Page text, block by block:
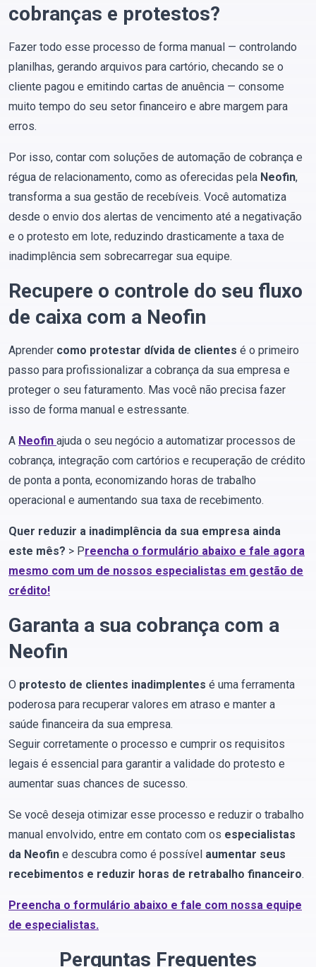
cobranças e protestos?
Fazer todo esse processo de forma manual — controlando
planilhas, gerando arquivos para cartório, checando se o
cliente pagou e emitindo cartas de anuência — consome
muito tempo do seu setor financeiro e abre margem para
erros.
Por isso, contar com soluções de automação de cobrança e
régua de relacionamento, como as oferecidas pela Neofin,
transforma a sua gestão de recebíveis. Você automatiza
desde o envio dos alertas de vencimento até a negativação
e o protesto em lote, reduzindo drasticamente a taxa de
inadimplência sem sobrecarregar sua equipe.
Recupere o controle do seu fluxo
de caixa com a Neofin
Aprender como protestar dívida de clientes é o primeiro
passo para profissionalizar a cobrança da sua empresa e
proteger o seu faturamento. Mas você não precisa fazer
isso de forma manual e estressante.
A Neofin ajuda o seu negócio a automatizar processos de
cobrança, integração com cartórios e recuperação de crédito
de ponta a ponta, economizando horas de trabalho
operacional e aumentando sua taxa de recebimento.
Quer reduzir a inadimplência da sua empresa ainda
este mês? > Preencha o formulário abaixo e fale agora
mesmo com um de nossos especialistas em gestão de
crédito!
Garanta a sua cobrança com a
Neofin
O protesto de clientes inadimplentes é uma ferramenta
poderosa para recuperar valores em atraso e manter a
saúde financeira da sua empresa.
Seguir corretamente o processo e cumprir os requisitos
legais é essencial para garantir a validade do protesto e
aumentar suas chances de sucesso.
Se você deseja otimizar esse processo e reduzir o trabalho
manual envolvido, entre em contato com os especialistas
da Neofin e descubra como é possível aumentar seus
recebimentos e reduzir horas de retrabalho financeiro.
Preencha o formulário abaixo e fale com nossa equipe
de especialistas.
Perguntas Frequentes